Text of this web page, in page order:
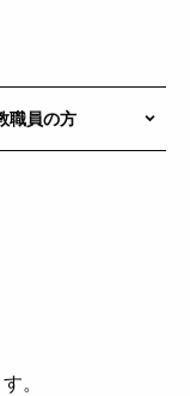
職員の方 keyboard_arrow_down
。